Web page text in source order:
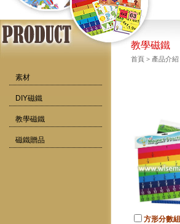
素材
DIY磁鐵
教學磁鐵
磁鐵贈品
教學磁鐵
首頁 > 產品介紹
方形分數組